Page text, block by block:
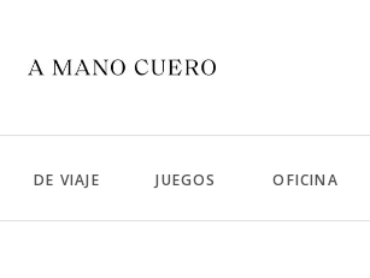
DE VIAJE JUEGOS OFICINA